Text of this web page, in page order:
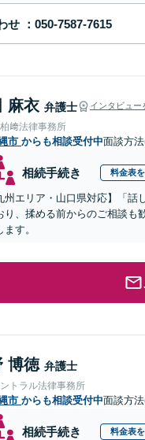
せ
麻衣 弁護士 インタビュー
﨑法律事務所
市 からも相談受付中面談方
相続手続き 料金表
州エリア・山口県対応】「
り、揉める前からのご相談も
ます。
博徳 弁護士
トラル法律事務所
市 からも相談受付中面談方
相続手続き 料金表